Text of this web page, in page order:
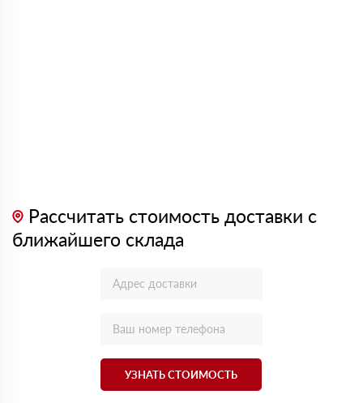
Рассчитать стоимость доставки с
ближайшего склада
УЗНАТЬ СТОИМОСТЬ